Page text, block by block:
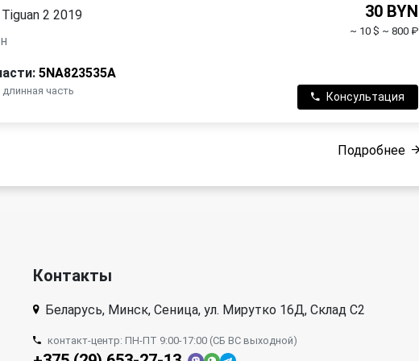
2 2019
5NA823535A
длинная часть
30 BYN
~ 10 $ ~ 800 ₽
Консультация
Подробнее
Контакты
Беларусь, Минск, Сеница, ул. Мирутко 16Д, Склад С2
контакт-центр: ПН-ПТ 9:00-17:00 (СБ ВС выходной)